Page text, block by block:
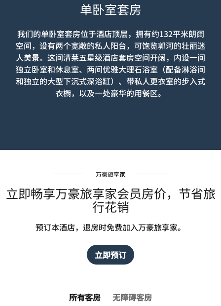
单卧室套房
我们的单卧室套房位于酒店顶层，拥有约132平米朗阔
空间，设有两个宽敞的私人阳台，可饱览郭河的壮丽迷
人美景。这间清莱五星级酒店套房空间开阔，内设一间
独立卧室和休息室、两间优雅大理石浴室（配备淋浴间
和独立的大型下沉式深浴缸）、带私人更衣室的步入式
衣橱，以及一处豪华的用餐区。
万豪旅享家
立即畅享万豪旅享家会员房价，节省旅
行花销
预订本酒店，退房时免费加入万豪旅享家。
立即预订
所有客房 无障碍客房